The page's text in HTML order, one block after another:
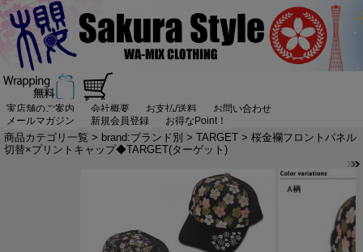
実店舗のご案内 会社概要 お支払/送料
お問い合わせ
メールマガジン
新規会員登録 お得なPoint！
商品カテゴリ一覧 > brand:ブランド別 > TARGET > 桜金襴フロントパネル
切替×プリントキャップ◆TARGET(ターゲット)